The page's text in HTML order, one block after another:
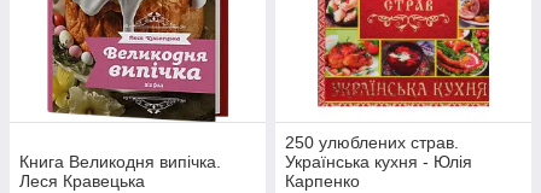
Книга Великодня випічка.
Леся Кравецька
250 улюблених страв.
Українська кухня - Юлія
Карпенко